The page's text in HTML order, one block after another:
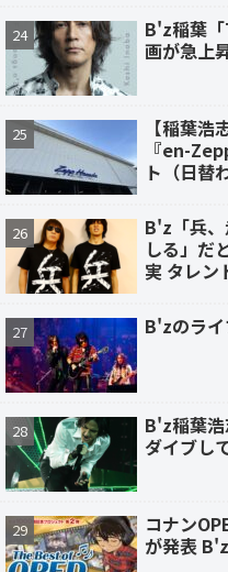
B'z稲葉
画が急上
【稲葉浩
『en-
ト（日替
B'z「兵
しる」だ
実 タレン
B'zのラ
B'z稲葉浩
ダイブし
コナン
が発表